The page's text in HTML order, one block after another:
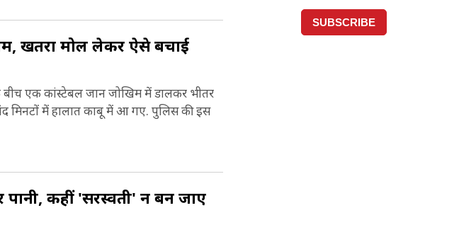
खतरा मोल लेकर ऐसे बचाई
बीच एक कांस्टेबल जान जोखिम में डालकर भीतर
मिनटों में हालात काबू में आ गए. पुलिस की इस
कहीं 'सरस्वती' न बन जाए